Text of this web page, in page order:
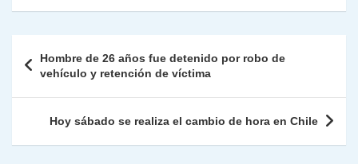
s
p
p
gr
m
e
o
o
k
er e
n
y
n
k
l
l
nt
Fr
ie
n
dl
y
m
p
ar
tir
de
entradas
Hombre de 26 años fue detenido por robo de
vehículo y retención de víctima
Hoy sábado se realiza el cambio de hora en Chile